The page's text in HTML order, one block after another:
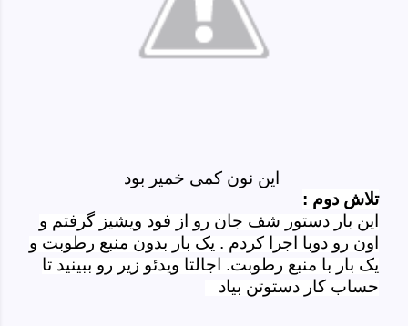
تلاش دوم :
این بار دستور شف جان رو از فود ویشیز گرفتم و
اون رو دوبا اجرا کردم . یک بار بدون منبع رطوبت و
یک بار با منبع رطوبت. اجالتا ویدئو زیر رو ببینید تا
حساب کار دستوتن بیاد